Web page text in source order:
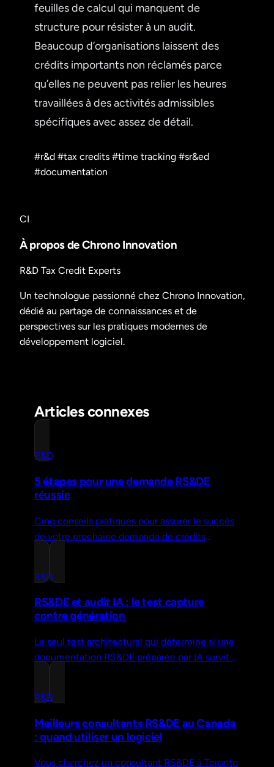
feuilles de calcul qui manquent de
structure pour résister à un audit.
Beaucoup d’organisations laissent des
crédits importants non réclamés parce
qu’elles ne peuvent pas relier les heures
travaillées à des activités admissibles
spécifiques avec assez de détail.
#r&d #tax credits #time tracking #sr&ed
#documentation
CI
À propos de Chrono Innovation
R&D Tax Credit Experts
Un technologue passionné chez Chrono Innovation,
dédié au partage de connaissances et de
perspectives sur les pratiques modernes de
développement logiciel.
Articles connexes
R&D
5 étapes pour une demande RS&DE
réussie
Cinq conseils pratiques pour assurer le succès
de votre prochaine demande de crédits
R&D
RS&DE et audit IA : le test capture
contre génération
Le seul test architectural qui détermine si une
documentation RS&DE préparée par IA survit à
R&D
Meilleurs consultants RS&DE au Canada
: quand utiliser un logiciel
Vous cherchez un consultant RS&DE à Toronto